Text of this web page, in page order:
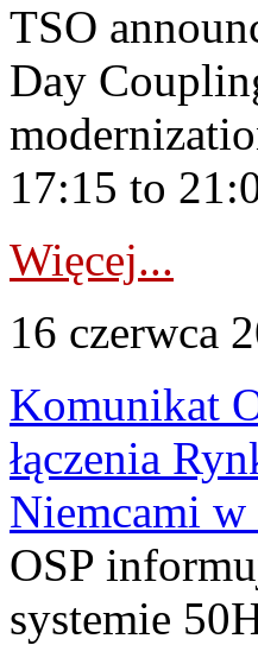
TSO
Day
17:15 to
Więcej...
16 czerwca
Komunikat
łączenia
Niemcami
OSP
systemie